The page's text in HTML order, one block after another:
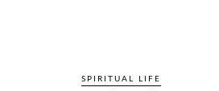
SPIRITUAL LIFE